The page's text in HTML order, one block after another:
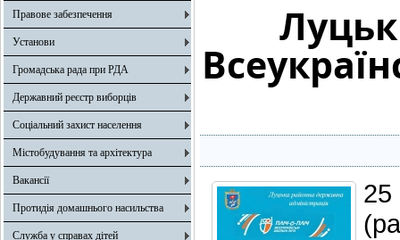
Правове забезпечення
Установи
Громадська рада при РДА
Державний реєстр виборців
Соціальний захист населення
Містобудування та архітектура
Вакансії
Протидія домашнього насильства
Служба у справах дітей